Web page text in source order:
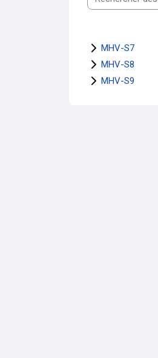
MHV-S7
MHV-S8
MHV-S9